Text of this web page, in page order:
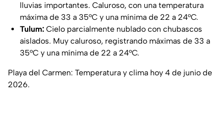
lluvias importantes. Caluroso, con una temperatura
máxima de 33 a 35°C y una mínima de 22 a 24°C.
Tulum: Cielo parcialmente nublado con chubascos
aislados. Muy caluroso, registrando máximas de 33 a
35°C y una mínima de 22 a 24°C.
Playa del Carmen: Temperatura y clima hoy 4 de junio de
2026.